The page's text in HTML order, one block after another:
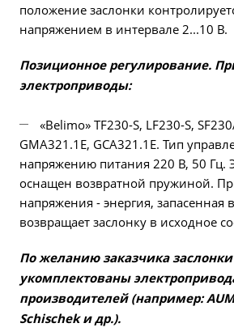
положение заслонки
напряжением в интервале 2...10 В.
Позиционное регулирование.
электроприводы:
«Belimo» TF230-S, LF230-S,
GMA321.1E, GCA321.1E. Тип
напряжению питания 220 В, 50 Гц.
оснащен возвратной пружиной.
напряжения - энергия, запасенная
возвращает заслонку в исходное
По желанию заказчика
укомплектованы
производителей (например:
Schischek и др.).